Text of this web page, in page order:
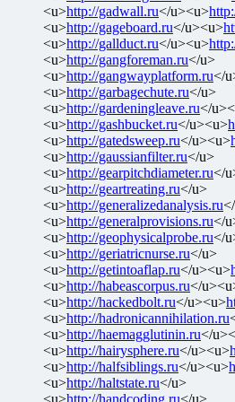
<u>http://gadwall.ru</u><u>
<u>http://gageboard.ru</u><u>
<u>http://gallduct.ru</u><u>
<u>http://gangforeman.ru</u>
<u>http://gangwayplatform.ru</
<u>http://garbagechute.ru</u>
<u>http://gardeningleave.ru</
<u>http://gashbucket.ru</u><u>
<u>http://gatedsweep.ru</u><u>
<u>http://gaussianfilter.ru</u>
<u>http://gearpitchdiameter.ru</
<u>http://geartreating.ru</u>
<u>http://generalizedanalysis.ru
<u>http://generalprovisions.ru</
<u>http://geophysicalprobe.ru</
<u>http://geriatricnurse.ru</u>
<u>http://getintoaflap.ru</u><u>
<u>http://habeascorpus.ru</
<u>http://hackedbolt.ru</u><u>
<u>http://hadronicannihilation.ru
<u>http://haemagglutinin.ru</
<u>http://hairysphere.ru</u><u>
<u>http://halfsiblings.ru</u><u>
<u>http://haltstate.ru</u>
<u>http://handcoding.ru</u>